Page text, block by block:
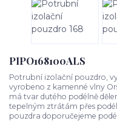
PIPO168100ALS
Potrubní izolační pouzdro,
vyrobeno z kamenné vlny
má tvar dutého podélně
tepelným ztrátám přes
pouzdra doporučejeme